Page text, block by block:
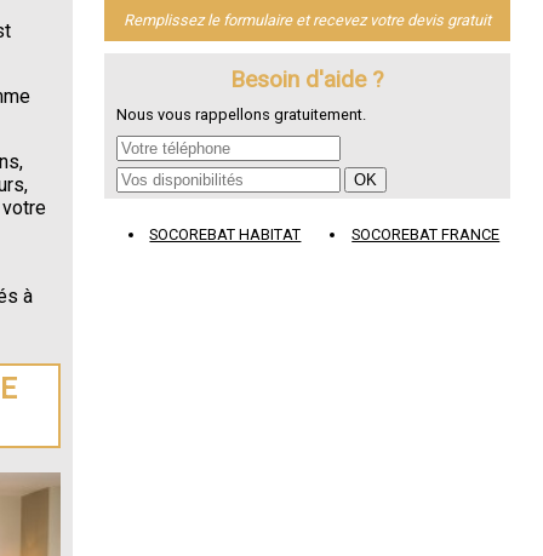
à
Remplissez le formulaire et recevez votre devis gratuit
Besoin d'aide ?
Nous vous rappellons gratuitement.
SOCOREBAT HABITAT SOCOREBAT FRANCE